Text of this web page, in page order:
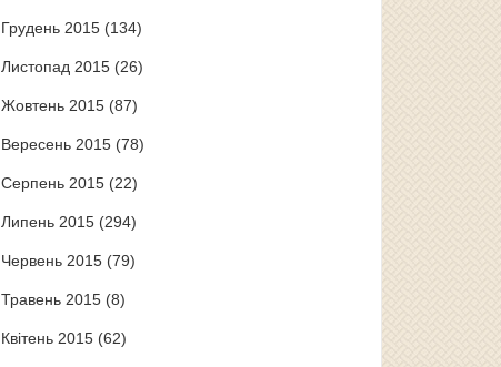
Грудень 2015(134)
Листопад 2015(26)
Жовтень 2015(87)
Вересень 2015(78)
Серпень 2015(22)
Липень 2015(294)
Червень 2015(79)
Травень 2015(8)
Квітень 2015(62)